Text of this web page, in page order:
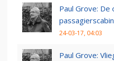
Paul Grove:
24-03-17, 04:03
Paul Grove: